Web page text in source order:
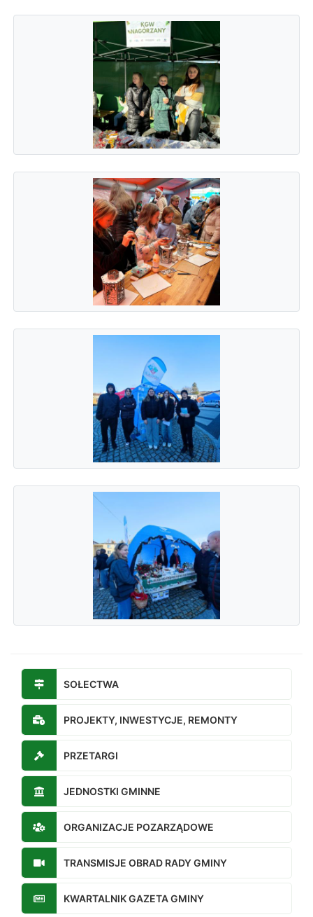
SOŁECTWA
PROJEKTY, INWESTYCJE, REMONTY
PRZETARGI
JEDNOSTKI GMINNE
ORGANIZACJE POZARZĄDOWE
TRANSMISJE OBRAD RADY GMINY
KWARTALNIK GAZETA GMINY